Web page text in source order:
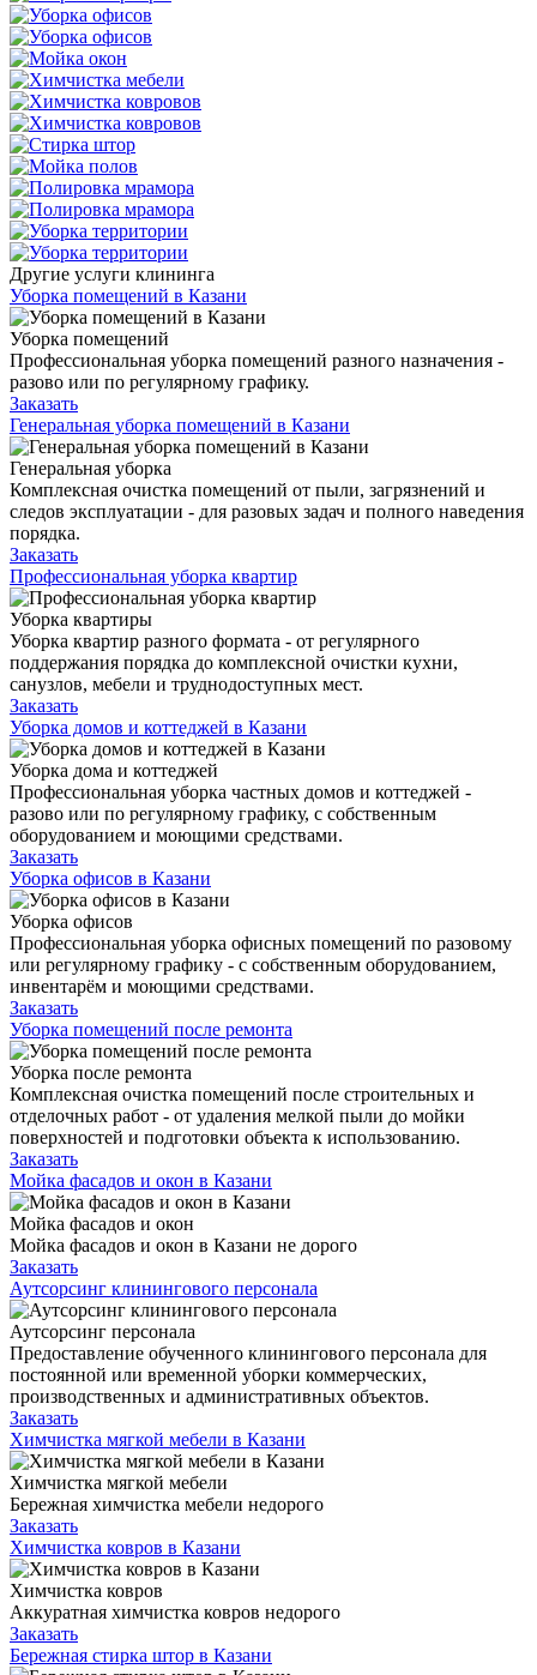
Другие услуги клининга
Уборка помещений в Казани
Уборка помещений
Профессиональная уборка помещений разного назначения -
разово или по регулярному графику.
Заказать
Генеральная уборка помещений в Казани
Генеральная уборка
Комплексная очистка помещений от пыли, загрязнений и
следов эксплуатации - для разовых задач и полного наведения
порядка.
Заказать
Профессиональная уборка квартир
Уборка квартиры
Уборка квартир разного формата - от регулярного
поддержания порядка до комплексной очистки кухни,
санузлов, мебели и труднодоступных мест.
Заказать
Уборка домов и коттеджей в Казани
Уборка дома и коттеджей
Профессиональная уборка частных домов и коттеджей -
разово или по регулярному графику, с собственным
оборудованием и моющими средствами.
Заказать
Уборка офисов в Казани
Уборка офисов
Профессиональная уборка офисных помещений по разовому
или регулярному графику - с собственным оборудованием,
инвентарём и моющими средствами.
Заказать
Уборка помещений после ремонта
Уборка после ремонта
Комплексная очистка помещений после строительных и
отделочных работ - от удаления мелкой пыли до мойки
поверхностей и подготовки объекта к использованию.
Заказать
Мойка фасадов и окон в Казани
Мойка фасадов и окон
Мойка фасадов и окон в Казани не дорого
Заказать
Аутсорсинг клинингового персонала
Аутсорсинг персонала
Предоставление обученного клинингового персонала для
постоянной или временной уборки коммерческих,
производственных и административных объектов.
Заказать
Химчистка мягкой мебели в Казани
Химчистка мягкой мебели
Бережная химчистка мебели недорого
Заказать
Химчистка ковров в Казани
Химчистка ковров
Аккуратная химчистка ковров недорого
Заказать
Бережная стирка штор в Казани